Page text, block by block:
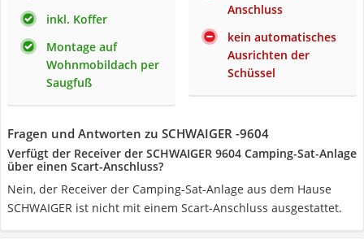
inkl. Koffer
Montage auf
Wohnmobildach per
Saugfuß
Anschluss
kein automatisches
Ausrichten der
Schüssel
Fragen und Antworten zu SCHWAIGER -9604
Verfügt der Receiver der SCHWAIGER 9604 Camping-Sat-Anlage
über einen Scart-Anschluss?
Nein, der Receiver der Camping-Sat-Anlage aus dem Hause
SCHWAIGER ist nicht mit einem Scart-Anschluss ausgestattet.